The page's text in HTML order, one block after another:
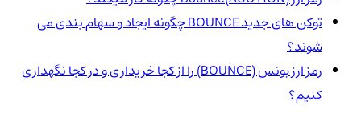
توکن های جدید BOUNCE چگونه ایجاد و سهام بندی می
شوند؟
رمز ارز بونس (BOUNCE) را از کجا خریداری و در کجا نگهداری
کنیم؟